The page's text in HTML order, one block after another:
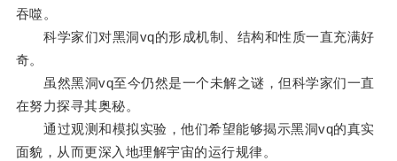
吞噬。
科学家们对黑洞vq的形成机制、结构和性质一直充满好
奇。
虽然黑洞vq至今仍然是一个未解之谜，但科学家们一直
在努力探寻其奥秘。
通过观测和模拟实验，他们希望能够揭示黑洞vq的真实
面貌，从而更深入地理解宇宙的运行规律。